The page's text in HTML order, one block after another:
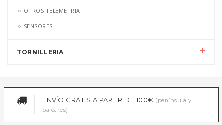
OTROS TELEMETRIA
SENSORES
TORNILLERIA
ENVÍO GRATIS A PARTIR DE 100€ (península y
baleares)